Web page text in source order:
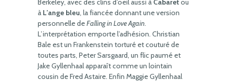
Berkeley, avec des clins d’oeil aussi à Cabaretou
à L’ange bleu, la fiancée donnant une version
personnelle deFalling in Love Again.
L’interprétation emporte l’adhésion. Christian
Bale est un Frankenstein torturé et couturé de
toutes parts, Peter Sarsgaard, un flic paumé et
Jake Gyllenhaal apparaît comme un lointain
cousin de Fred Astaire. Enfin Maggie Gyllenhaal